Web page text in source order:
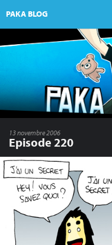
PAKA BLOG
13 novembre 2006
Episode 220